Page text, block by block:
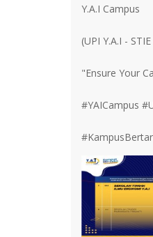
Y.A.I Campus
(UPI Y.A.I -
"Ensure Your
#YAICampus